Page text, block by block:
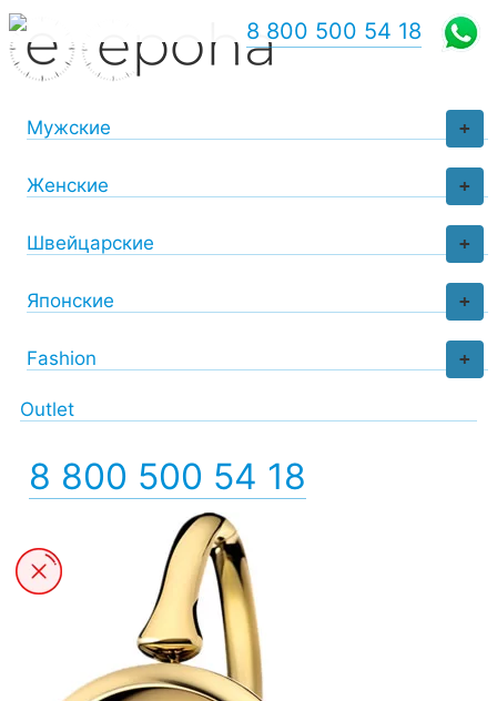
+
Мужские
+
Женские
+
Швейцарские
+
Японские
+
Fashion
Outlet
8 800 500 54 18
8 800 500 54 18